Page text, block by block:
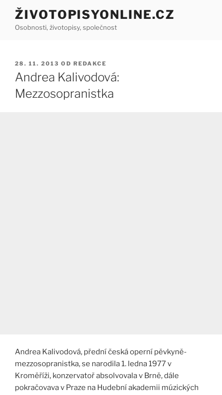
Přejít
obsahu
ŽIVOTOPISYONLINE.CZ
Osobnosti, životopisy, společnost
PUBLIKOVÁNO
28. 11. 2013 OD REDAKCE
Andrea Kalivodová:
Mezzosopranistka
Andrea Kalivodová, přední česká operní pěvkyně-
mezzosopranistka, se narodila 1. ledna 1977 v
Kroměříži, konzervatoř absolvovala v Brně, dále
pokračovava v Praze na Hudební akademii múzických